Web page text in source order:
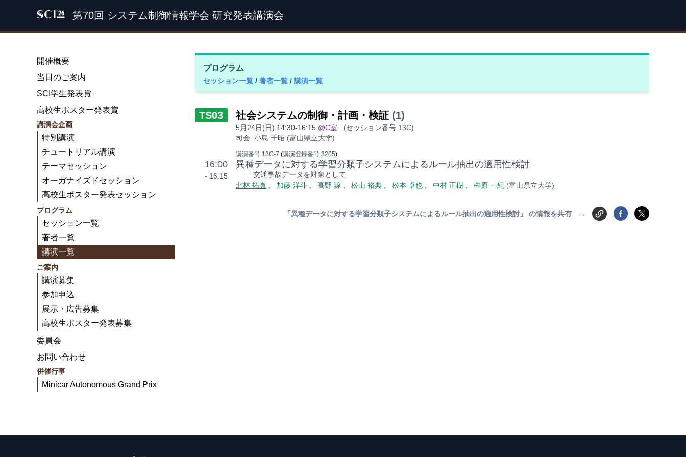
SCI '26 第70回 システム制御情報学会 研究発表講演会
プログラム
セッション一覧 / 著者一覧 / 講演一覧
TS03 社会システムの制御・計画・検証 (1)
5月24日(日) 14:30-16:15 @C室
(セッション番号 13C)
司会 小島 千昭 (富山県立大学)
講演番号 13C-7 (講演登録番号 3205)
16:00
- 16:15
異種データに対する学習分類子システムによるルール抽出の適用性検討
— 交通事故データを対象として
北林 拓真
加藤 洋斗 髙野 諒 松山 裕典 松本 卓也 中村 正樹 榊原 一紀 (富山県立大学)
「異種データに対する学習分類子システムによるルール抽出の適用性検討」 の情報を共有 →
開催概要
当日のご案内
SCI学生発表賞
高校生ポスター発表賞
講演会企画
特別講演
チュートリアル講演
テーマセッション
オーガナイズドセッション
高校生ポスター発表セッション
プログラム
セッション一覧
著者一覧
講演一覧
ご案内
講演募集
参加申込
展示・広告募集
高校生ポスター発表募集
委員会
お問い合わせ
併催行事
Minicar Autonomous Grand Prix